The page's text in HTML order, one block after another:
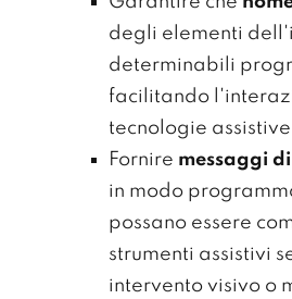
degli elementi
determinabili
facilitando
tecnologie
Fornire messaggi
in modo
possano essere
strumenti assistivi
intervento visivo o